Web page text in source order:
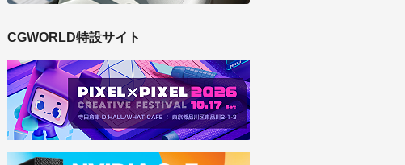
CGWORLD特設サイト